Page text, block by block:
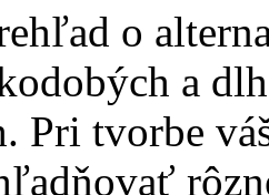
o
a
Pri tvorbe